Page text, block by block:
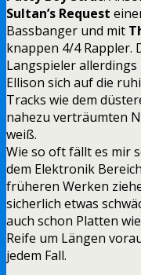
Sultan’s Request
Bassbanger und mit
knappen 4/4 Rappler.
Langspieler
Ellison sich auf die
Tracks wie dem
nahezu verträumten
weiß.
Wie so oft fällt es mir
dem Elektronik
früheren Werken
sicherlich etwas
auch schon Platten
Reife um Längen
jedem Fall.